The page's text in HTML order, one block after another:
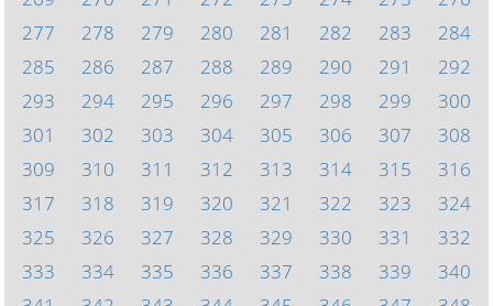
277
278 279 280 281 282 283
284
285
286 287 288 289 290 291
292
293
294 295 296 297 298 299
300
301
302 303 304 305 306 307
308
309
310 311 312 313 314 315
316
317
318 319 320 321 322 323
324
325
326 327 328 329 330 331
332
333
334 335 336 337 338 339
340